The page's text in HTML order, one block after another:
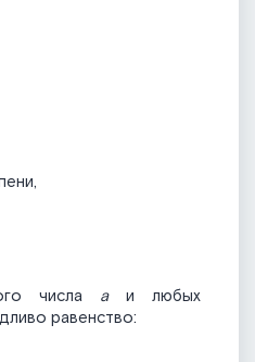
числа аи любых
равенство: